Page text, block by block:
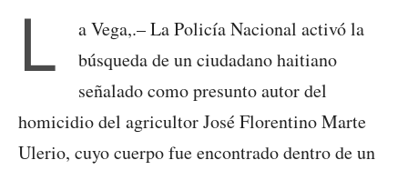
L
a Vega,.– La Policía Nacional activó la
búsqueda de un ciudadano haitiano
señalado como presunto autor del
homicidio del agricultor José Florentino Marte
Ulerio, cuyo cuerpo fue encontrado dentro de un